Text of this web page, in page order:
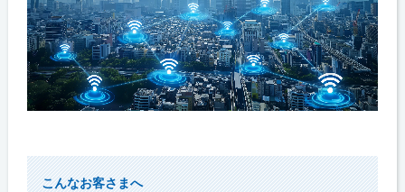
こんなお客さまへ